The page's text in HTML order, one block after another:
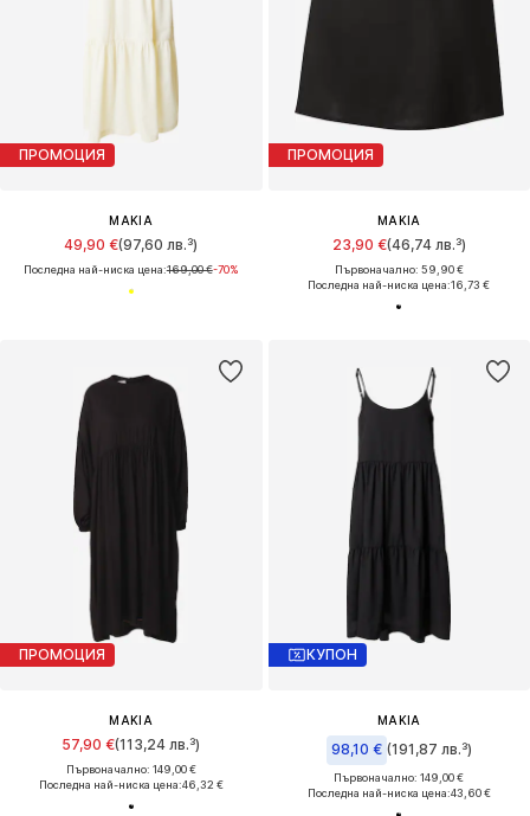
ПРОМОЦИЯ
MAKIA
49,90 €(97,60 лв.³)
Последна най-ниска цена:169,00 €-70%
ПРОМОЦИЯ
MAKIA
23,90 €(46,74 лв.³)
Първоначално: 59,90 €
Последна най-ниска цена:16,73 €
ПРОМОЦИЯ
MAKIA
57,90 €(113,24 лв.³)
Първоначално: 149,00 €
Последна най-ниска цена:46,32 €
КУПОН
MAKIA
98,10 € (191,87 лв.³)
Първоначално: 149,00 €
Последна най-ниска цена:43,60 €